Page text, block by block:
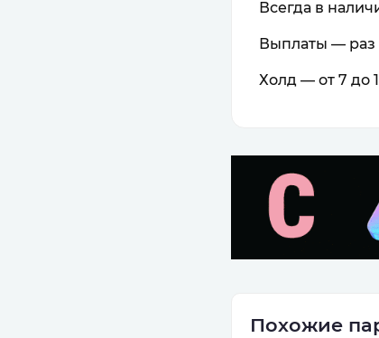
Всегда в
Выплаты — раз
Холд — от 7 до
Похожие